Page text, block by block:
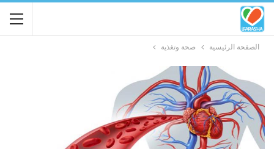
الصفحة الرئيسية صحة وتغذية